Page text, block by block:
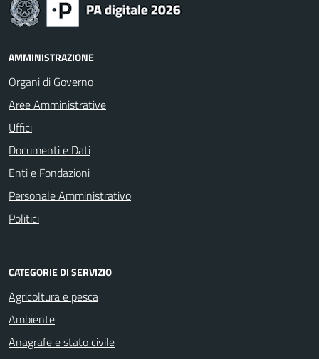
AMMINISTRAZIONE
Organi di Governo
Aree Amministrative
Uffici
Documenti e Dati
Enti e Fondazioni
Personale Amministrativo
Politici
CATEGORIE DI SERVIZIO
Agricoltura e pesca
Ambiente
Anagrafe e stato civile